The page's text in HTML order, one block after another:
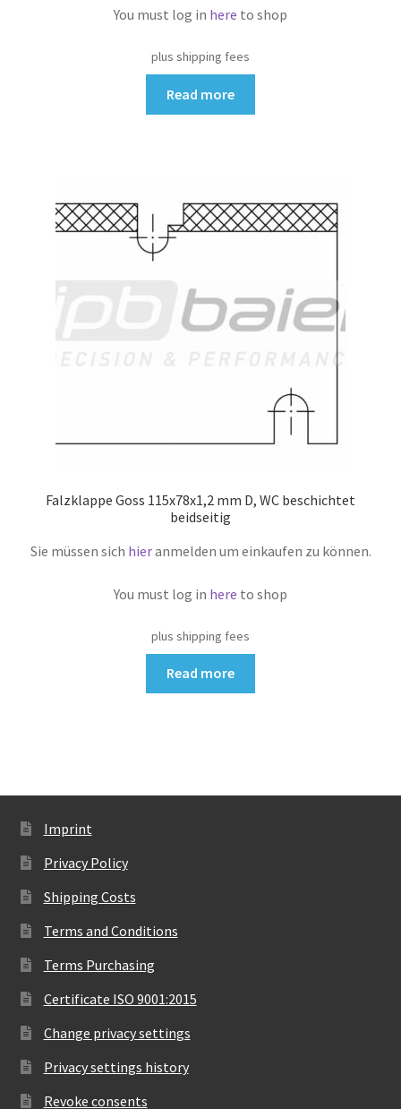
You must log in here to shop
plus shipping fees
Read more
Falzklappe Goss 115x78x1,2 mm D, WC beschichtet
beidseitig
Sie müssen sich hieranmelden um einkaufen zu können.
You must log in here to shop
plus shipping fees
Read more
Imprint
Privacy Policy
Shipping Costs
Terms and Conditions
Terms Purchasing
Certificate ISO 9001:2015
Change privacy settings
Privacy settings history
Revoke consents